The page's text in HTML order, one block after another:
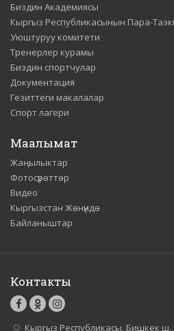
Биздин Академиясы
Кыргыз Республикасынын Пара-
Уюштуруу комитети
Тренерлер курамы
Биздин спортчулар
Документация
Гезиттеги макалалар
Спорт лагери
Маалымат
Жаңылыктар
Фотосүрөттөр
Видео
Кыргызстан Жөнүндө
Байланыштар
Контакты
Кыргыз Республикасы, Бишкек ш.,